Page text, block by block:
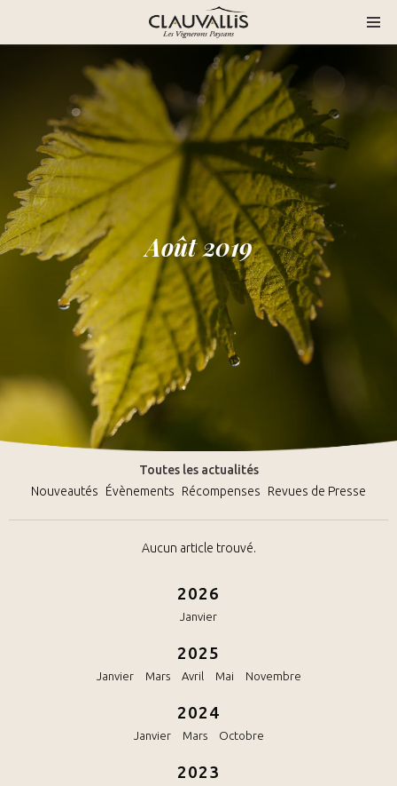
Août 2019
Toutes les actualités
Nouveautés
Évènements Récompenses Revues de Presse
Aucun article trouvé.
2026
Janvier
2025
Janvier Mars Avril Mai Novembre
2024
Janvier Mars Octobre
2023